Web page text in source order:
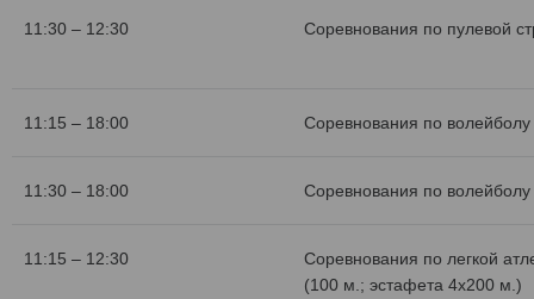
11:30 – 12:30 Соревнования по пулевой
11:15 – 18:00 Соревнования по
11:30 – 18:00 Соревнования по
11:15 – 12:30
Соревнования по легкой
(100 м.; эстафета 4х200 м.)